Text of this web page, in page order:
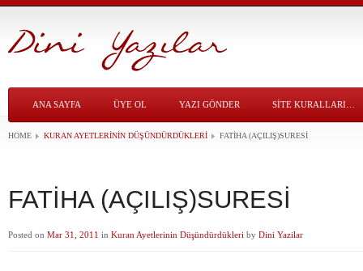
ANA SAYFA ÜYE OL YAZI GÖNDER SITE KURALLARI…
HOME KURAN AYETLERININ DÜŞÜNDÜRDÜKLERI FATİHA (AÇILIŞ)SURESİ
FATİHA (AÇILIŞ)SURESİ
Posted on Mar 31, 2011 in Kuran Ayetlerinin Düşündürdükleri by Dini Yazilar